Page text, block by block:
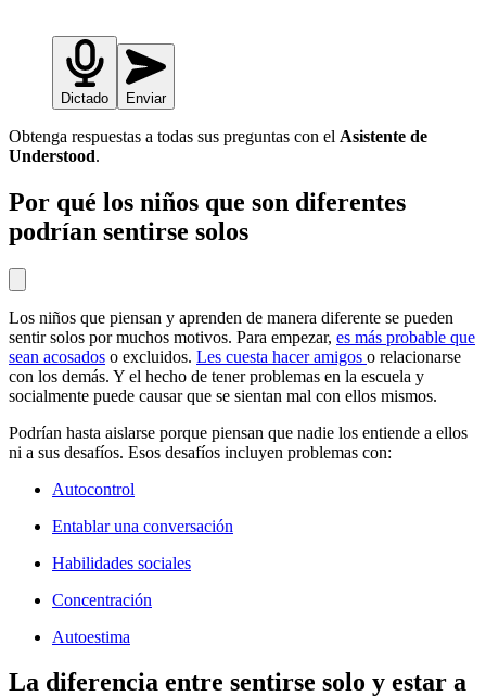
Dictado Enviar
Obtenga respuestas a todas sus preguntas con el Asistente de
Understood.
Por qué los niños que son diferentes
podrían sentirse solos
Los niños que piensan y aprenden de manera diferente se pueden
sentir solos por muchos motivos. Para empezar, es más probable que
sean acosados o excluidos. Les cuesta hacer amigos o relacionarse
con los demás. Y el hecho de tener problemas en la escuela y
socialmente puede causar que se sientan mal con ellos mismos.
Podrían hasta aislarse porque piensan que nadie los entiende a ellos
ni a sus desafíos. Esos desafíos incluyen problemas con:
Autocontrol
Entablar una conversación
Habilidades sociales
Concentración
Autoestima
La diferencia entre sentirse solo y estar a